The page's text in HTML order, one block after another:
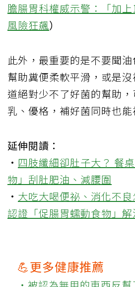
膽腸胃科權威示警：「加
風險狂飆）
此外，最重要的是不要聞
幫助糞便柔軟平滑，或是
道絕對少不了好菌的幫助
乳、優格，補好菌同時也能
延伸閱讀：
· 四肢纖細卻肚子大？ 餐
物」刮肚肥油、減腰圍
· 大吃大喝便祕、消化不
認證「促腸胃蠕動食物」
💪更多健康推薦